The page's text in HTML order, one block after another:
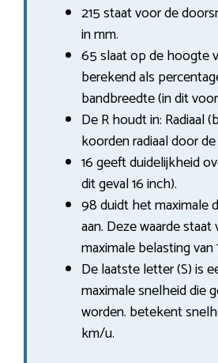
215 staat voor de
in mm.
65 slaat op de hoogte
berekend als
bandbreedte (in dit
De R houdt in: Radiaal
koorden radiaal door
16 geeft duidelijkheid
dit geval 16 inch).
98 duidt het maximale
aan. Deze waarde
maximale belasting
De laatste letter (S) is
maximale snelheid die
worden. betekent
km/u.